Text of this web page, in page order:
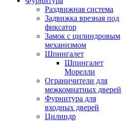
Раздвижная система
Задвижка врезная под
фиксатор
Замок с цилиндровым
механизмом
Шпингалет
Шпингалет
Морелли
Ограничители для
межкомнатных дверей
Фурнитура для
входных дверей
Цилиндр